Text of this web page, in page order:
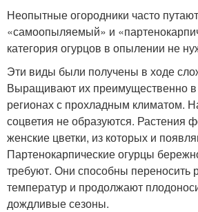
Неопытные огородники часто
«самоопыляемый» и
категория огурцов в опылении не
Эти виды были получены в ходе
Выращивают их преимущественно в
регионах с прохладным климатом.
соцветия не образуются. Растения
женские цветки, из которых и
Партенокарпические огурцы
требуют. Они способны переносить
температур и продолжают
дождливые сезоны.